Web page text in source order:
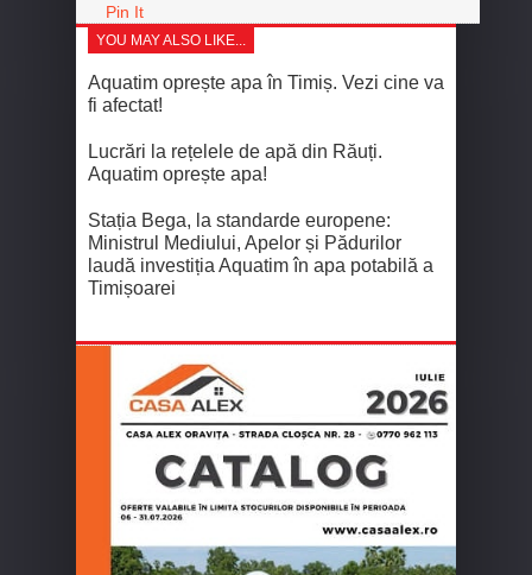
Pin It
YOU MAY ALSO LIKE...
Aquatim oprește apa în Timiș. Vezi cine va
fi afectat!
Lucrări la rețelele de apă din Răuți.
Aquatim oprește apa!
Stația Bega, la standarde europene:
Ministrul Mediului, Apelor și Pădurilor
laudă investiția Aquatim în apa potabilă a
Timișoarei